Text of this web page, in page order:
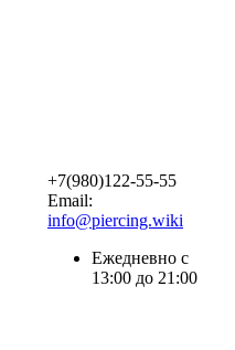
+7(980)122-55-55
Email:
info@piercing.wiki
Ежедневно с
13:00 до 21:00